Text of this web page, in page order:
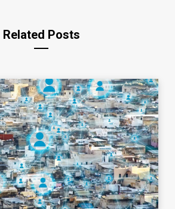
Related Posts